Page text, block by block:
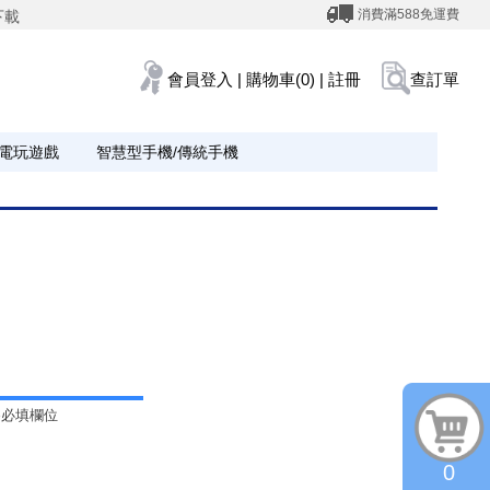
載 消費滿588免運費
會員登入 | 購物車(0) | 註冊 查訂單
玩遊戲 智慧型手機/傳統手機
填欄位
0